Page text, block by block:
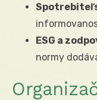
ESG a
normy